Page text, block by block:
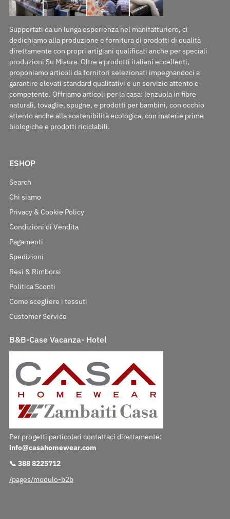
Supportati da un lunga esperienza nel manifatturiero, ci
dedichiamo alla produzione e fornitura di prodotti di qualità
direttamente con propri artigiani qualificati anche per speciali
produzioni Su Misura. Oltre a prodotti italiani eccellenti,
proponiamo articoli da fornitori selezionati impegnandoci a
garantire elevati standard qualitativi e un servizio attento e
competente. Offriamo articoli per la casa: lenzuola in fibre
naturali, tovaglie, spugne, e prodotti per bambini, con occhio
attento anche alla sostenibilità ecologica, con materie prime
biologiche e prodotti riciclabili.
ESHOP
Search
Chi siamo
Privacy & Cookie Policy
Condizioni di Vendita
Pagamenti
Spedizioni
Resi & Rimborsi
Politica Sconti
Come scegliere i tessuti
Customer Service
B&B-Case Vacanza- Hotel
Per progetti particolari contattaci direttamente:
info@casahomewear.com
📞 388 8225712
/pages/modulo-b2b